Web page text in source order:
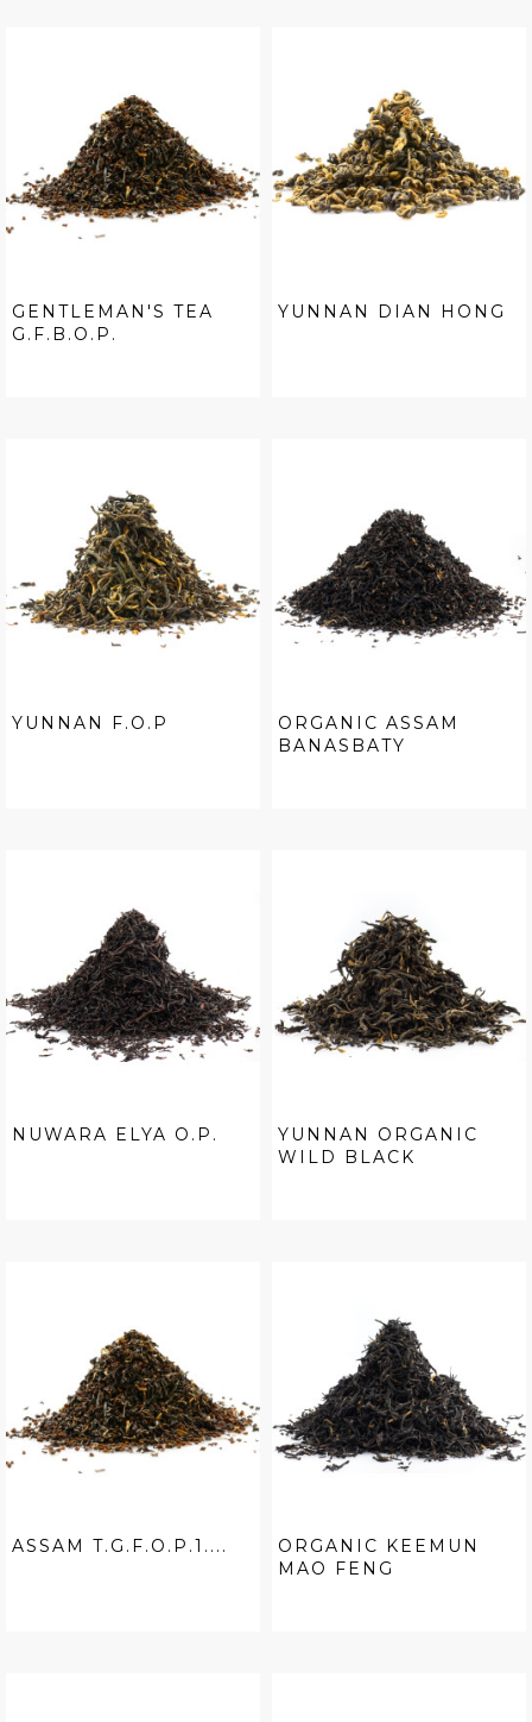
GENTLEMAN'S TEA
G.F.B.O.P.
YUNNAN DIAN HONG
YUNNAN F.O.P
ORGANIC ASSAM
BANASBATY
NUWARA ELYA O.P.
YUNNAN ORGANIC
WILD BLACK
ASSAM T.G.F.O.P.1....
ORGANIC KEEMUN
MAO FENG